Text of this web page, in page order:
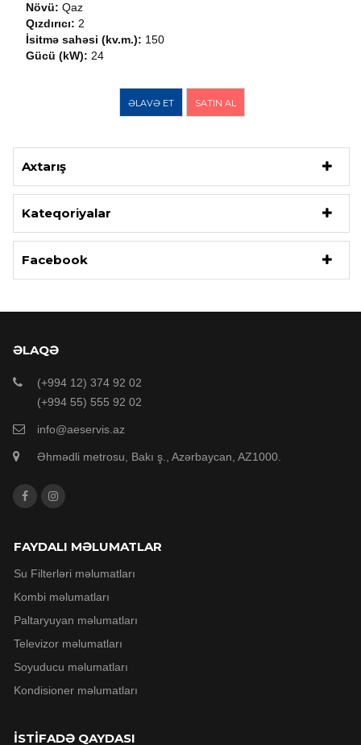
Növü: Qaz
Qızdırıcı: 2
İsitmə sahəsi (kv.m.): 150
Gücü (kW): 24
ƏLAVƏ ET SATIN AL
Axtarış
Kateqoriyalar
Facebook
ƏLAQƏ
(+994 12) 374 92 02
(+994 55) 555 92 02
info@aeservis.az
Əhmədli metrosu, Bakı ş., Azərbaycan, AZ1000.
FAYDALI MƏLUMATLAR
Su Filterləri məlumatları
Kombi məlumatları
Paltaryuyan məlumatları
Televizor məlumatları
Soyuducu məlumatları
Kondisioner məlumatları
İSTİFADƏ QAYDASI